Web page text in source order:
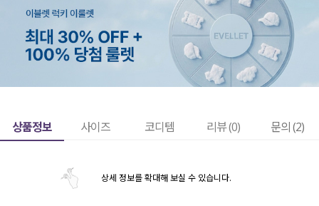
상품정보 사이즈 코디템 리뷰 (0) 문의 (2)
상세 정보를 확대해 보실 수 있습니다.